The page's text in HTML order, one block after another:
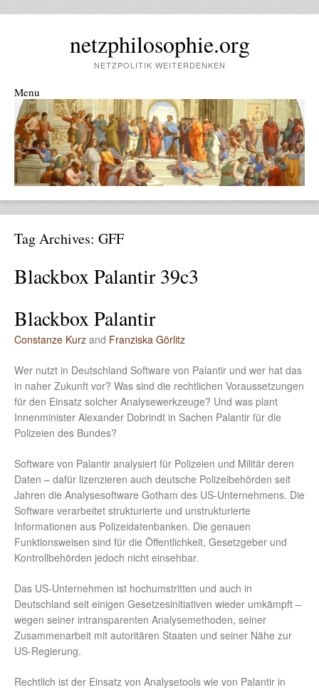
netzphilosophie.org
NETZPOLITIK WEITERDENKEN
Menu
Skip to content
Tag Archives: GFF
Blackbox Palantir 39c3
Blackbox Palantir
Constanze Kurz and Franziska Görlitz
Wer nutzt in Deutschland Software von Palantir und wer hat das
in naher Zukunft vor? Was sind die rechtlichen Voraussetzungen
für den Einsatz solcher Analysewerkzeuge? Und was plant
Innenminister Alexander Dobrindt in Sachen Palantir für die
Polizeien des Bundes?
Software von Palantir analysiert für Polizeien und Militär deren
Daten – dafür lizenzieren auch deutsche Polizeibehörden seit
Jahren die Analysesoftware Gotham des US-Unternehmens. Die
Software verarbeitet strukturierte und unstrukturierte
Informationen aus Polizeidatenbanken. Die genauen
Funktionsweisen sind für die Öffentlichkeit, Gesetzgeber und
Kontrollbehörden jedoch nicht einsehbar.
Das US-Unternehmen ist hochumstritten und auch in
Deutschland seit einigen Gesetzesinitiativen wieder umkämpft –
wegen seiner intransparenten Analysemethoden, seiner
Zusammenarbeit mit autoritären Staaten und seiner Nähe zur
US-Regierung.
Rechtlich ist der Einsatz von Analysetools wie von Palantir in